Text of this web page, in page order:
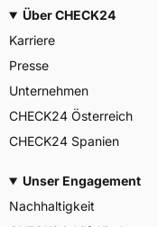
Über CHECK24
Karriere
Presse
Unternehmen
CHECK24 Österreich
CHECK24 Spanien
Unser Engagement
Nachhaltigkeit